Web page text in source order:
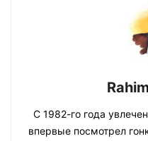
С 1982-го года
впервые посмотрел